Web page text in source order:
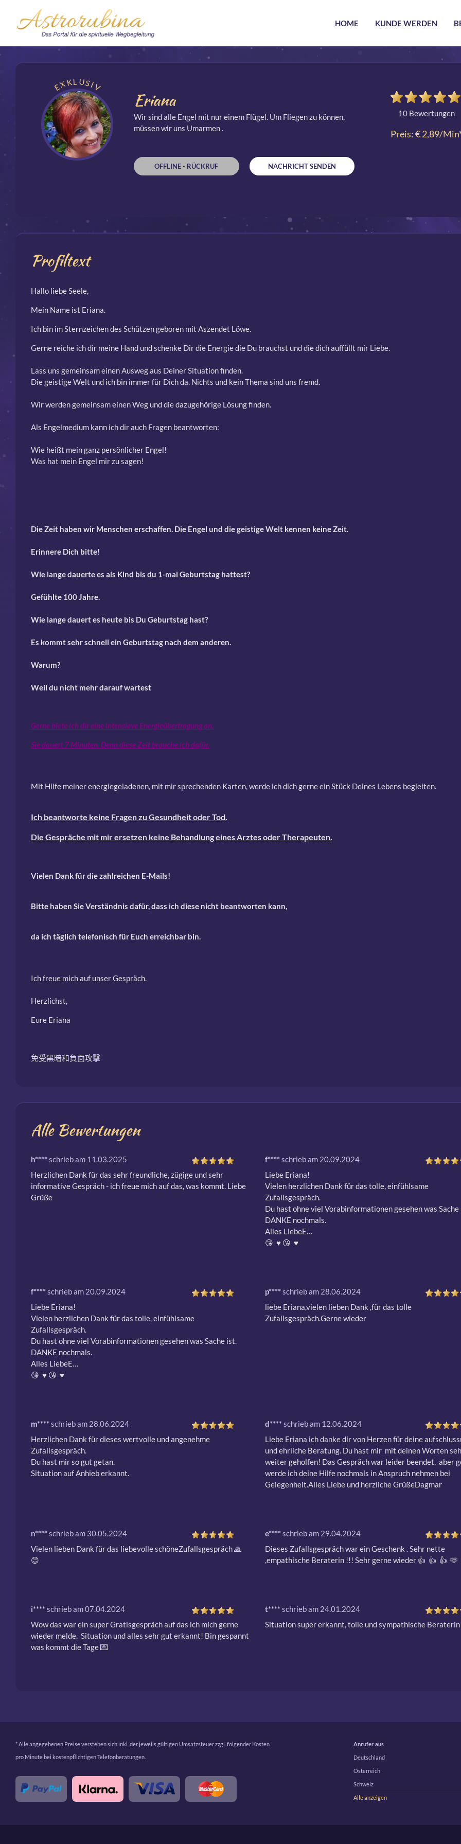
HOME KUNDE WERDEN
Eriana
EXKLUSIV
Wir sind alle Engel mit nur einem Flügel. Um Fliegen zu können,
müssen wir uns Umarmen .
OFFLINE - RÜCKRUF NACHRICHT SENDEN
10 Bewertungen
Preis: € 2,89/Min
Profiltext
Hallo liebe Seele,
Mein Name ist Eriana.
Ich bin im Sternzeichen des Schützen geboren mit Aszendet Löwe.
Gerne reiche ich dir meine Hand und schenke Dir die Energie die Du brauchst und die dich auffüllt mir Liebe.
Lass uns gemeinsam einen Ausweg aus Deiner Situation finden.
Die geistige Welt und ich bin immer für Dich da. Nichts und kein Thema sind uns fremd.
Wir werden gemeinsam einen Weg und die dazugehörige Lösung finden.
Als Engelmedium kann ich dir auch Fragen beantworten:
Wie heißt mein ganz persönlicher Engel!
Was hat mein Engel mir zu sagen!
Die Zeit haben wir Menschen erschaffen. Die Engel und die geistige Welt kennen keine Zeit.
Erinnere Dich bitte!
Wie lange dauerte es als Kind bis du 1-mal Geburtstag hattest?
Gefühlte 100 Jahre.
Wie lange dauert es heute bis Du Geburtstag hast?
Es kommt sehr schnell ein Geburtstag nach dem anderen.
Warum?
Weil du nicht mehr darauf wartest
Gerne biete ich dir eine intensieve Energieübertragung an.
Sie dauert 7 Minuten. Denn diese Zeit brauche ich dafür.
Mit Hilfe meiner energiegeladenen, mit mir sprechenden Karten, werde ich dich gerne ein Stück Deines Lebens begleiten.
Ich beantworte keine Fragen zu Gesundheit oder Tod.
Die Gespräche mit mir ersetzen keine Behandlung eines Arztes oder Therapeuten.
Vielen Dank für die zahlreichen E-Mails!
Bitte haben Sie Verständnis dafür, dass ich diese nicht beantworten kann,
da ich täglich telefonisch für Euch erreichbar bin.
Ich freue mich auf unser Gespräch.
Herzlichst,
Eure Eriana
免受黑暗和負面攻擊
Alle Bewertungen
h****schrieb am 11.03.2025
Herzlichen Dank für das sehr freundliche, zügige und sehr
informative Gespräch - ich freue mich auf das, was kommt. Liebe
Grüße
f****schrieb am 20.09.2024
Liebe Eriana!
Vielen herzlichen Dank für das tolle, einfühlsame
Zufallsgespräch.
Du hast ohne viel Vorabinformationen gesehen was Sache
DANKE nochmals.
Alles LiebeE…
😘  ♥ ️😘  ♥ ️
f****schrieb am 20.09.2024
Liebe Eriana!
Vielen herzlichen Dank für das tolle, einfühlsame
Zufallsgespräch.
Du hast ohne viel Vorabinformationen gesehen was Sache ist.
DANKE nochmals.
Alles LiebeE…
😘  ♥ ️😘  ♥ ️
p****schrieb am 28.06.2024
liebe Eriana,vielen lieben Dank ,für das tolle
Zufallsgespräch.Gerne wieder
m****schrieb am 28.06.2024
Herzlichen Dank für dieses wertvolle und angenehme
Zufallsgespräch.
Du hast mir so gut getan.
Situation auf Anhieb erkannt.
d****schrieb am 12.06.2024
Liebe Eriana ich danke dir von Herzen für deine
und ehrliche Beratung. Du hast mir  mit deinen Worten
weiter geholfen! Das Gespräch war leider beendet,  aber
werde ich deine Hilfe nochmals in Anspruch nehmen bei
Gelegenheit.Alles Liebe und herzliche GrüßeDagmar
n****schrieb am 30.05.2024
Vielen lieben Dank für das liebevolle schöneZufallsgespräch 🙏
😊
e****schrieb am 29.04.2024
Dieses Zufallsgespräch war ein Geschenk . Sehr nette
,empathische Beraterin !!! Sehr gerne wieder 👍  👍  👍  🫶
i****schrieb am 07.04.2024
Wow das war ein super Gratisgespräch auf das ich mich gerne
wieder melde.  Situation und alles sehr gut erkannt! Bin gespannt
was kommt die Tage 💌
t****schrieb am 24.01.2024
Situation super erkannt, tolle und sympathische Beraterin
* Alle angegebenen Preise verstehen sich inkl. der jeweils gültigen Umsatzsteuer zzgl. folgender Kosten
pro Minute bei kostenpflichtigen Telefonberatungen.
Anrufer aus
Deutschland
Österreich
Schweiz
Alle anzeigen